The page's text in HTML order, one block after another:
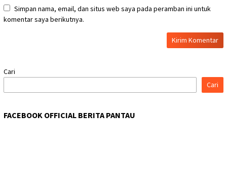
Simpan nama, email, dan situs web saya pada peramban ini untuk
komentar saya berikutnya.
Cari
Cari
FACEBOOK OFFICIAL BERITA PANTAU